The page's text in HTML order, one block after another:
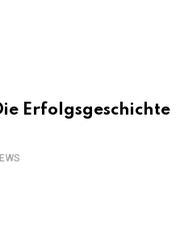
Erfolgsgeschichte